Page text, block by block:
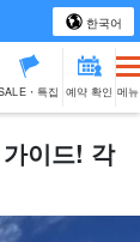
한국어
・특집 예약 확인 메뉴
이드! 각